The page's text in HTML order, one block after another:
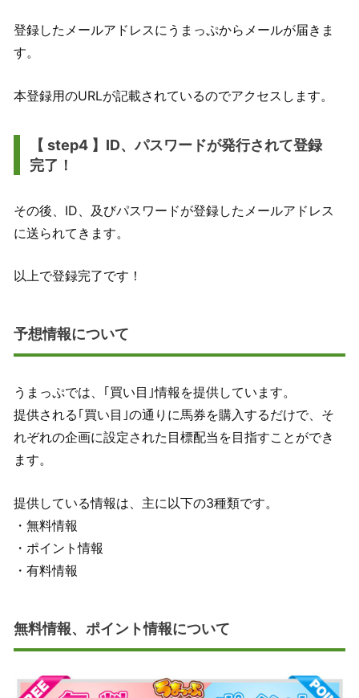
登録したメールアドレスにうまっぷからメールが届きま
す。
本登録用のURLが記載されているのでアクセスします。
【 step4 】ID、パスワードが発行されて登録
完了！
その後、ID、及びパスワードが登録したメールアドレス
に送られてきます。
以上で登録完了です！
予想情報について
うまっぷでは、｢買い目｣情報を提供しています。
提供される｢買い目｣の通りに馬券を購入するだけで、そ
れぞれの企画に設定された目標配当を目指すことができ
ます。
提供している情報は、主に以下の3種類です。
・無料情報
・ポイント情報
・有料情報
無料情報、ポイント情報について